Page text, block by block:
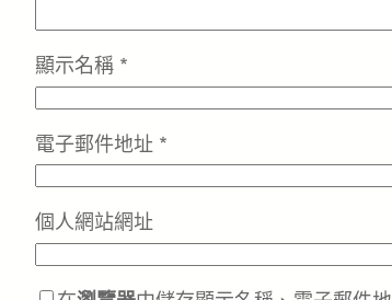
顯示名稱 *
電子郵件地址 *
個人網站網址